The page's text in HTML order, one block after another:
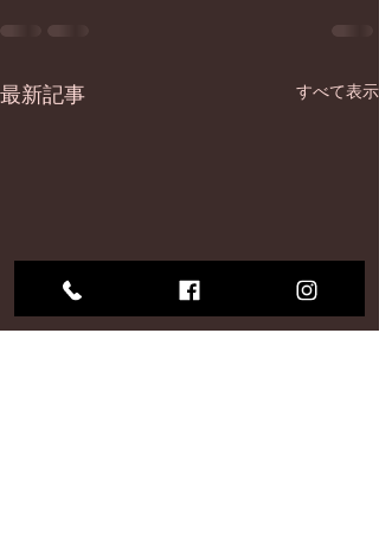
最新記事 すべて表示